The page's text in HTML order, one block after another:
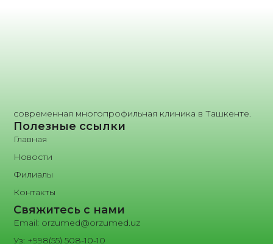
современная многопрофильная клиника в Ташкенте.
Полезные ссылки
Главная
Новости
Филиалы
Контакты
Свяжитесь с нами
Email: orzumed@orzumed.uz
Уз: +998(55) 508-10-10